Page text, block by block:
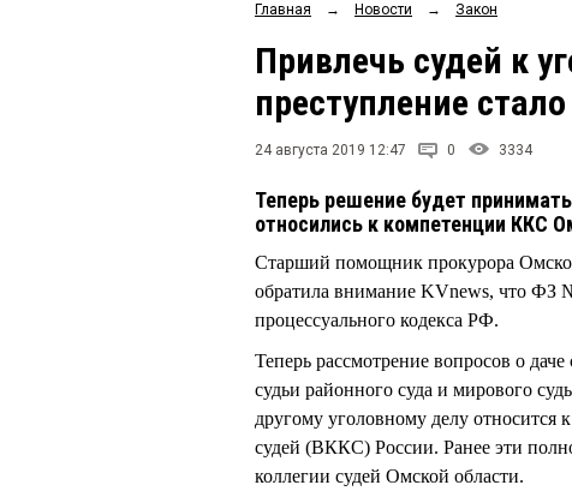
Главная → Новости → Закон
Привлечь судей к
преступление
24 августа 2019 12:47 0 3334
Теперь решение будет
относились к компетенции ККС
Старший помощник прокурора
обратила внимание KVnews, что ФЗ
процессуального кодекса РФ.
Теперь рассмотрение вопросов о
судьи районного суда и мирового
другому уголовному делу
судей (ВККС) России. Ранее эти
коллегии судей Омской области.